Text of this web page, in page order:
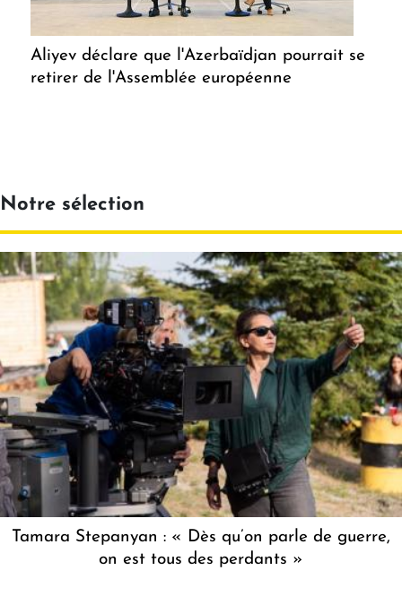
Aliyev déclare que l'Azerbaïdjan pourrait se
retirer de l'Assemblée européenne
Notre sélection
Tamara Stepanyan : « Dès qu’on parle de guerre,
on est tous des perdants »